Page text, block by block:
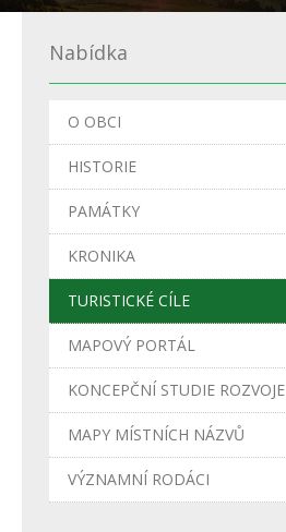
Nabídka
O OBCI
HISTORIE
PAMÁTKY
KRONIKA
TURISTICKÉ CÍLE
MAPOVÝ PORTÁL
KONCEPČNÍ STUDIE ROZVOJE
MAPY MÍSTNÍCH NÁZVŮ
VÝZNAMNÍ RODÁCI